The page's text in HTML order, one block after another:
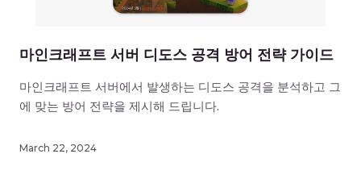
마인크래프트 서버 디도스 공격 방어 전략 가이드
마인크래프트 서버에서 발생하는 디도스 공격을 분석하고 그
에 맞는 방어 전략을 제시해 드립니다.
March 22, 2024